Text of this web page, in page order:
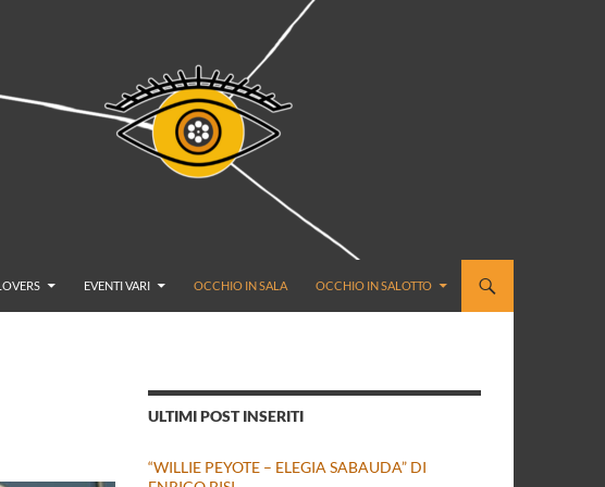
EVENTI VARI OCCHIO IN SALA OCCHIO IN SALOTTO
ULTIMI POST INSERITI
“WILLIE PEYOTE – ELEGIA SABAUDA” DI